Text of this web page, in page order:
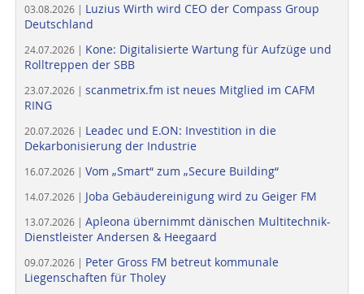
03.08.2026 | Luzius Wirth wird CEO der Compass Group
Deutschland
24.07.2026 | Kone: Digitalisierte Wartung für Aufzüge und
Rolltreppen der SBB
23.07.2026 | scanmetrix.fm ist neues Mitglied im CAFM
RING
20.07.2026 | Leadec und E.ON: Investition in die
Dekarbonisierung der Industrie
16.07.2026 | Vom „Smart“ zum „Secure Building“
14.07.2026 | Joba Gebäudereinigung wird zu Geiger FM
13.07.2026 | Apleona übernimmt dänischen Multitechnik-
Dienstleister Andersen & Heegaard
09.07.2026 | Peter Gross FM betreut kommunale
Liegenschaften für Tholey